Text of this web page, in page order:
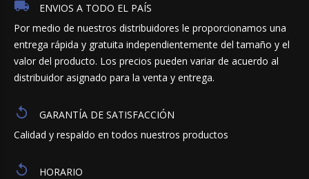
ENVIOS A TODO EL PAÍS
Por medio de nuestros distribuidores le proporcionamos una
entrega rápida y gratuita independientemente del tamaño y el
valor del producto. Los precios pueden variar de acuerdo al
distribuidor asignado para la venta y entrega.
GARANTÍA DE SATISFACCIÓN
Calidad y respaldo en todos nuestros productos
HORARIO